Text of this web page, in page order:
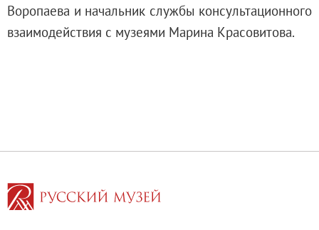
Степан Эрьзя – скульптор мира. К
Эпоха Императора Александра III и её
О билетах, льготах и услугах
Воропаева и начальник службы консультационного
взаимодействия с музеями Марина Красовитова.